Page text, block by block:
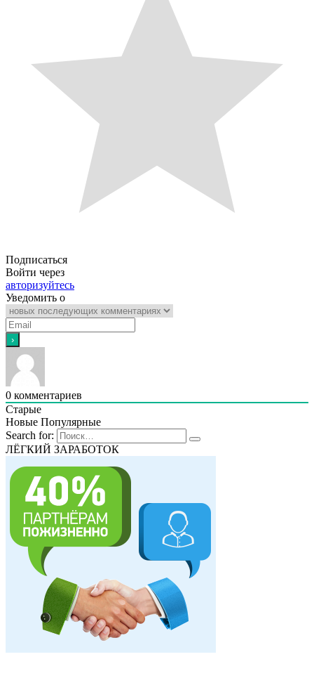
Подписаться
Войти через
авторизуйтесь
Уведомить о
0 комментариев
Старые
Новые Популярные
Search for:
ЛЁГКИЙ ЗАРАБОТОК